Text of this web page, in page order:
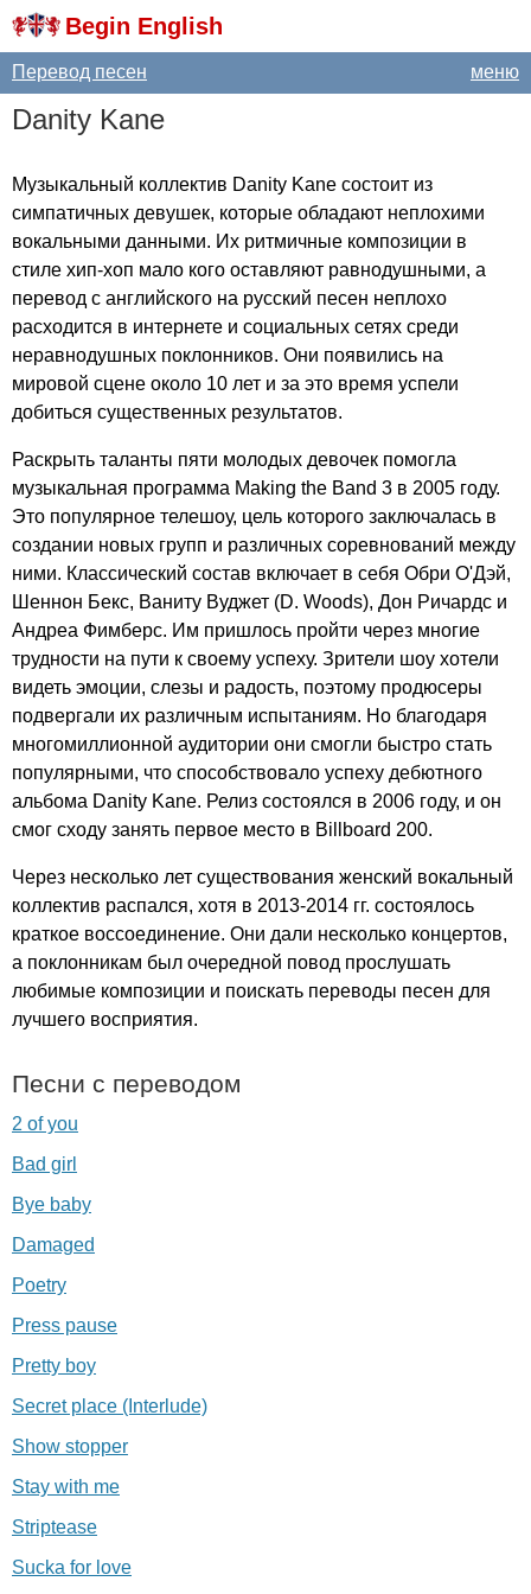
Begin English
меню
Перевод песен
Danity Kane
Музыкальный коллектив Danity Kane состоит из
симпатичных девушек, которые обладают неплохими
вокальными данными. Их ритмичные композиции в
стиле хип-хоп мало кого оставляют равнодушными, а
перевод с английского на русский песен неплохо
расходится в интернете и социальных сетях среди
неравнодушных поклонников. Они появились на
мировой сцене около 10 лет и за это время успели
добиться существенных результатов.
Раскрыть таланты пяти молодых девочек помогла
музыкальная программа Making the Band 3 в 2005 году.
Это популярное телешоу, цель которого заключалась в
создании новых групп и различных соревнований между
ними. Классический состав включает в себя Обри О'Дэй,
Шеннон Бекс, Ваниту Вуджет (D. Woods), Дон Ричардс и
Андреа Фимберс. Им пришлось пройти через многие
трудности на пути к своему успеху. Зрители шоу хотели
видеть эмоции, слезы и радость, поэтому продюсеры
подвергали их различным испытаниям. Но благодаря
многомиллионной аудитории они смогли быстро стать
популярными, что способствовало успеху дебютного
альбома Danity Kane. Релиз состоялся в 2006 году, и он
смог сходу занять первое место в Billboard 200.
Через несколько лет существования женский вокальный
коллектив распался, хотя в 2013-2014 гг. состоялось
краткое воссоединение. Они дали несколько концертов,
а поклонникам был очередной повод прослушать
любимые композиции и поискать переводы песен для
лучшего восприятия.
Песни с переводом
2 of you
Bad girl
Bye baby
Damaged
Poetry
Press pause
Pretty boy
Secret place (Interlude)
Show stopper
Stay with me
Striptease
Sucka for love